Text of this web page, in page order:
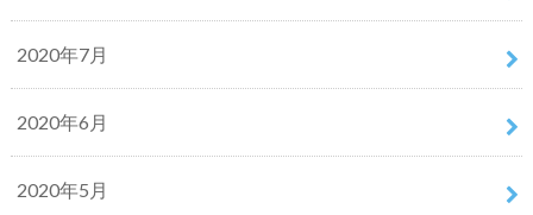
2020年7月
2020年6月
2020年5月